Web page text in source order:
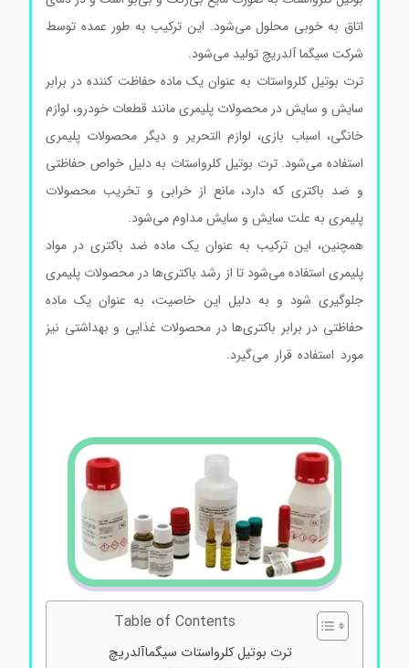
اتاق به خوبی محلول می‌شود. این ترکیب به طور عمده توسط
شرکت سیگما آلدریچ تولید می‌شود.
ترت بوتیل کلرواستات به عنوان یک ماده حفاظت کننده در برابر
سایش و سایش در محصولات پلیمری مانند قطعات خودرو، لوازم
خانگی، اسباب بازی، لوازم التحریر و دیگر محصولات پلیمری
استفاده می‌شود. ترت بوتیل کلرواستات به دلیل خواص حفاظتی
و ضد باکتری که دارد، مانع از خرابی و تخریب محصولات
پلیمری به علت سایش و سایش مداوم می‌شود.
همچنین، این ترکیب به عنوان یک ماده ضد باکتری در مواد
پلیمری استفاده می‌شود تا از رشد باکتری‌ها در محصولات پلیمری
جلوگیری شود و به دلیل این خاصیت، به عنوان یک ماده
حفاظتی در برابر باکتری‌ها در محصولات غذایی و بهداشتی نیز
مورد استفاده قرار می‌گیرد.ترت بوتیل کلرو استات ترت بوتیل
Table of Contents
ترت بوتیل کلرواستات سیگماآلدریچ